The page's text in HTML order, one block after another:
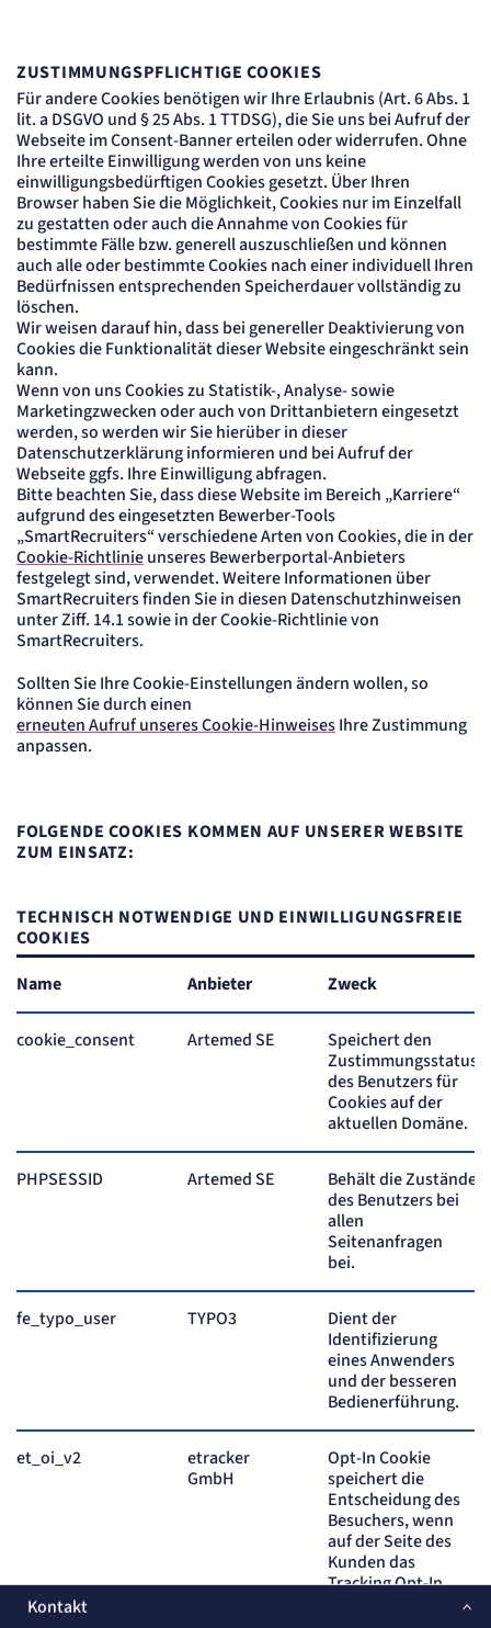
ZUSTIMMUNGSPFLICHTIGE COOKIES
Für andere Cookies benötigen wir Ihre Erlaubnis (Art. 6 Abs. 1
lit. a DSGVO und § 25 Abs. 1 TTDSG), die Sie uns bei Aufruf der
Webseite im Consent-Banner erteilen oder widerrufen. Ohne
Ihre erteilte Einwilligung werden von uns keine
einwilligungsbedürftigen Cookies gesetzt. Über Ihren
Browser haben Sie die Möglichkeit, Cookies nur im Einzelfall
zu gestatten oder auch die Annahme von Cookies für
bestimmte Fälle bzw. generell auszuschließen und können
auch alle oder bestimmte Cookies nach einer individuell Ihren
Bedürfnissen entsprechenden Speicherdauer vollständig zu
löschen.
Wir weisen darauf hin, dass bei genereller Deaktivierung von
Cookies die Funktionalität dieser Website eingeschränkt sein
kann.
Wenn von uns Cookies zu Statistik-, Analyse- sowie
Marketingzwecken oder auch von Drittanbietern eingesetzt
werden, so werden wir Sie hierüber in dieser
Datenschutzerklärung informieren und bei Aufruf der
Webseite ggfs. Ihre Einwilligung abfragen.
Bitte beachten Sie, dass diese Website im Bereich „Karriere“
aufgrund des eingesetzten Bewerber-Tools
„SmartRecruiters“ verschiedene Arten von Cookies, die in der
Cookie-Richtlinieunseres Bewerberportal-Anbieters
festgelegt sind, verwendet. Weitere Informationen über
SmartRecruiters finden Sie in diesen Datenschutzhinweisen
unter Ziff. 14.1 sowie in der Cookie-Richtlinie von
SmartRecruiters.
Sollten Sie Ihre Cookie-Einstellungen ändern wollen, so
können Sie durch einen
erneuten Aufruf unseres Cookie-HinweisesIhre Zustimmung
anpassen.
FOLGENDE COOKIES KOMMEN AUF UNSERER WEBSITE
ZUM EINSATZ:
TECHNISCH NOTWENDIGE UND EINWILLIGUNGSFREIE
COOKIES
Name
Anbieter Zweck
cookie_consent Artemed SE
Speichert den
Zustimmungsstatus
des Benutzers für
Cookies auf der
aktuellen Domäne.
PHPSESSID Artemed SE
Behält die Zustände
des Benutzers bei
allen
Seitenanfragen
bei.
fe_typo_user TYPO3
Dient der
Identifizierung
eines Anwenders
und der besseren
Bedienerführung.
et_oi_v2
etracker
GmbH
Opt-In Cookie
speichert die
Entscheidung des
Besuchers, wenn
auf der Seite des
Kunden das
Tracking Opt-In
Kontakt